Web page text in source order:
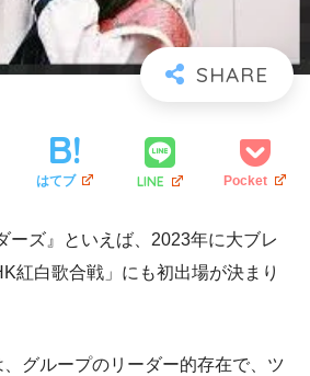
はてブ LINE Pocket
ーズ』といえば、2023年に大ブレ
紅白歌合戦」にも初出場が決まり
グループのリーダー的存在で、ツ